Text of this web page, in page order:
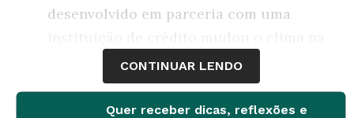
desenvolvido em parceria com uma
EMEF Alfredo Spier. Foto: Tamires Kopp
CONTINUAR LENDO
Quer receber dicas, reflexões e